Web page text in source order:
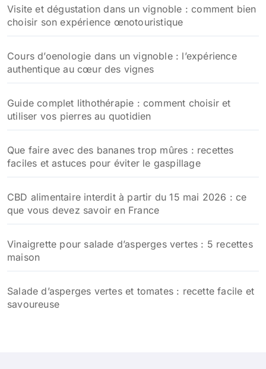
Visite et dégustation dans un vignoble : comment bien
choisir son expérience œnotouristique
Cours d’oenologie dans un vignoble : l’expérience
authentique au cœur des vignes
Guide complet lithothérapie : comment choisir et
utiliser vos pierres au quotidien
Que faire avec des bananes trop mûres : recettes
faciles et astuces pour éviter le gaspillage
CBD alimentaire interdit à partir du 15 mai 2026 : ce
que vous devez savoir en France
Vinaigrette pour salade d’asperges vertes : 5 recettes
maison
Salade d’asperges vertes et tomates : recette facile et
savoureuse